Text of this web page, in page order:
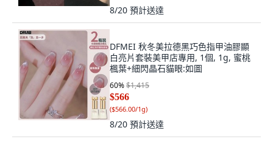
8/20 預計送達
DFMEI 秋冬美拉德黑巧色指甲油膠顯
白亮片套裝美甲店專用, 1個, 1g, 蜜桃
楓葉+細閃晶石貓眼:如圖
60%$1,415
$566
($566.00/1g)
8/20 預計送達